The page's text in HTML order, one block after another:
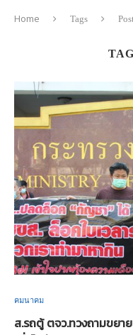
Home Tags
คมนาคม
ส.รถตู้ ตจว.ทวงถามขยาย